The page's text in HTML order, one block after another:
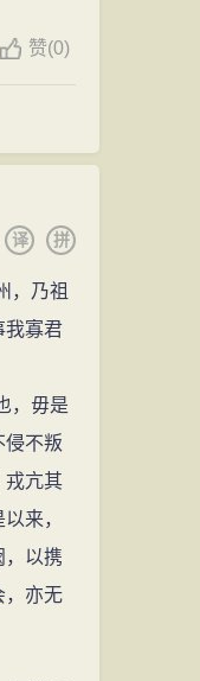
赞(0)
拼
译
，乃祖
我寡君
，毋是
侵不叛
戎亢其
来，
，以携
，亦无